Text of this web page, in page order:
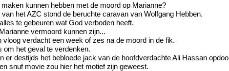
kunnen hebben met de moord op Marianne?
het AZC stond de beruchte caravan van Wolfgang Hebben.
te gebeuren wat God verboden heeft.
vermoord kunnen zijn...
vloog verdacht een week of zes na de moord in de fik.
om het geval te verdenken.
er destijds het bebloede jack van de hoofdverdachte Ali Hassan
snuf movie zou hier het motief zijn geweest.